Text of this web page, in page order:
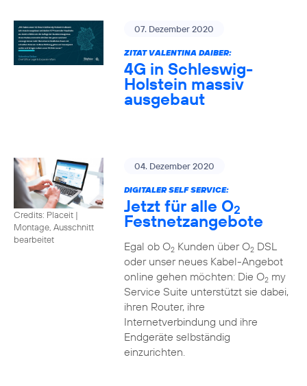
07. Dezember 2020
ZITAT VALENTINA DAIBER:
4G in Schleswig-
Holstein massiv
ausgebaut
Credits: Placeit |
Montage, Ausschnitt
bearbeitet
04. Dezember 2020
DIGITALER SELF SERVICE:
Jetzt für alle O2
Festnetzangebote
Egal ob O2Kunden über O2DSL
oder unser neues Kabel-Angebot
online gehen möchten: Die O2my
Service Suite unterstützt sie dabei,
ihren Router, ihre
Internetverbindung und ihre
Endgeräte selbständig
einzurichten.